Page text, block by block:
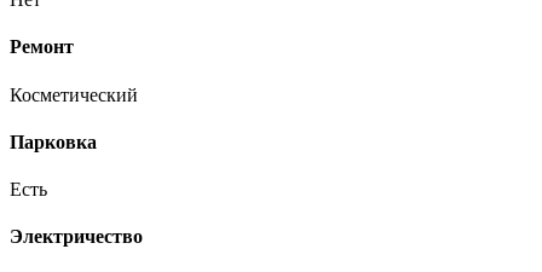
Ремонт
Косметический
Парковка
Есть
Электричество